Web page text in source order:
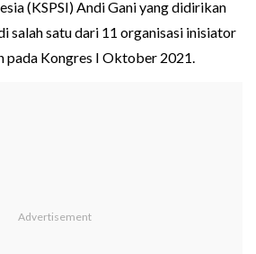
(KSPSI) Andi Gani yang didirikan
salah satu dari 11 organisasi inisiator
pada Kongres I Oktober 2021.